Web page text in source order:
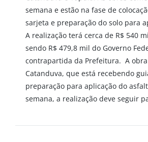
semana e estão na fase de
sarjeta e preparação do solo para
A realização terá cerca de R$ 540
sendo R$ 479,8 mil do Governo
contrapartida da Prefeitura. A
Catanduva, que está recebendo
preparação para aplicação do
semana, a realização deve seguir